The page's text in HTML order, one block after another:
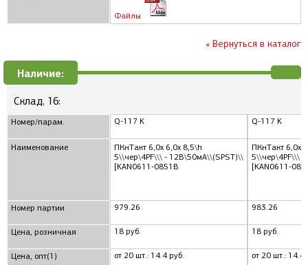
Файлы
« Вернуться в каталог
Наличие:
Склад, 16:
Номер/парам.
Наименование
Номер партии
Цена, розничная
Цена, опт(1)
Q-117 K
ПКнТакт 6,0x 6,0x 8,5\h
5\\чер\4PF\\\ - 12В\50мА\\(SPST)\\
[KAN0611-0851B
979.26
18 руб.
от 20 шт.: 14.4 руб.
Q-117 K
ПКнТакт 6,0x
5\\чер\4PF\\\
[KAN0611-
983.26
18 руб.
от 20 шт.: 14.4